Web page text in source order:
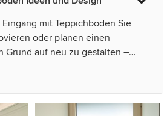
Einzeltür, schwarzer Haustür
und grauem Boden in
Toulouse
mit Teppichboden Sie
oder planen einen
Grund auf neu zu gestalten –
Landes, unter anderem von
und Villeroy & Boch - Bad &
Fotos in vielen verschiedenen